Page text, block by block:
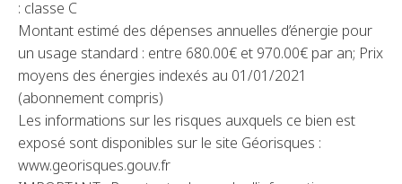
: classe C
Montant estimé des dépenses annuelles d’énergie pour
un usage standard : entre 680.00€ et 970.00€ par an; Prix
moyens des énergies indexés au 01/01/2021
(abonnement compris)
Les informations sur les risques auxquels ce bien est
exposé sont disponibles sur le site Géorisques :
www.georisques.gouv.fr